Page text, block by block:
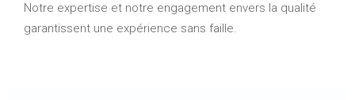
Notre expertise et notre engagement envers la qualité
garantissent une expérience sans faille.